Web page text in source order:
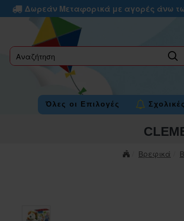
Δωρεάν Μεταφορικά με αγορές άνω
label
Όλες οι Επιλογές
Βρεφικά